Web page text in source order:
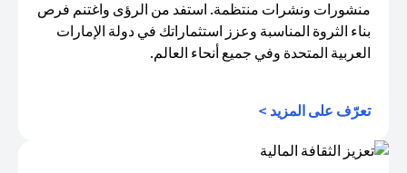
منشورات ونشرات منتظمة. استفد من الرؤى واغتنم فرص
بناء الثروة المناسبة وعزز استثماراتك في دولة الإمارات
العربية المتحدة وفي جميع أنحاء العالم.
تعرّف على المزيد >